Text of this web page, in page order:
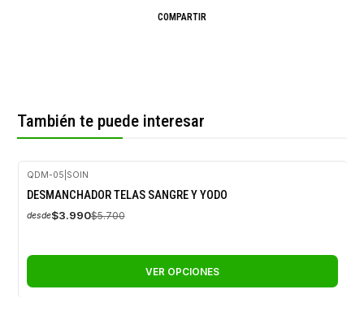
COMPARTIR
También te puede interesar
-30%
OFF
QDM-05 SOIN
DESMANCHADOR TELAS SANGRE Y YODO
desde$3.990$5.700
VER OPCIONES